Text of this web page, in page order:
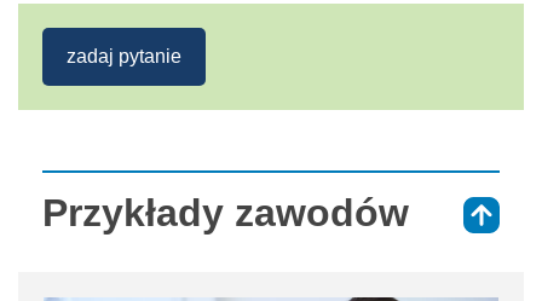
zadaj pytanie
Przykłady zawodów